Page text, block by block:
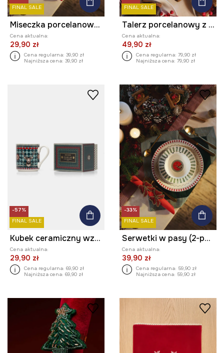
FINAL SALE
Miseczka porcelanowa 440 ml
Cena aktualna:
29,90 zł
Cena regularna: 39,90 zł
Najniższa cena: 39,90 zł
FINAL SALE
Talerz porcelanowy z ozdobnym wzorem
Cena aktualna:
49,90 zł
Cena regularna: 79,90 zł
Najniższa cena: 79,90 zł
-57%
FINAL SALE
Kubek ceramiczny wzorzysty 390 ml
Cena aktualna:
29,90 zł
Cena regularna: 69,90 zł
Najniższa cena: 69,90 zł
-33%
FINAL SALE
Serwetki w pasy (2-pack)
Cena aktualna:
39,90 zł
Cena regularna: 59,90 zł
Najniższa cena: 59,90 zł